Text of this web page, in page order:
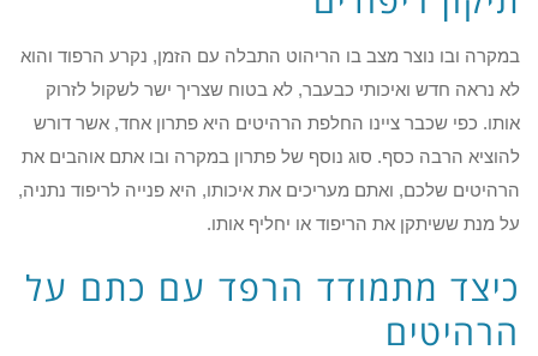
במקרה ובו נוצר מצב בו הריהוט התבלה עם הזמן, נקרע הרפוד והוא
לא נראה חדש ואיכותי כבעבר, לא בטוח שצריך ישר לשקול לזרוק
אותו. כפי שכבר ציינו החלפת הרהיטים היא פתרון אחד, אשר דורש
להוציא הרבה כסף. סוג נוסף של פתרון במקרה ובו אתם אוהבים את
הרהיטים שלכם, ואתם מעריכים את איכותו, היא פנייה לריפוד נתניה,
על מנת ששיתקן את הריפוד או יחליף אותו.
כיצד מתמודד הרפד עם כתם על
הרהיטים